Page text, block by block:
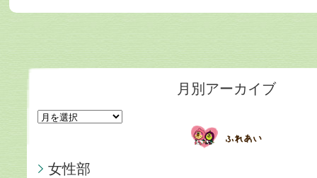
月別アーカイブ
女性部